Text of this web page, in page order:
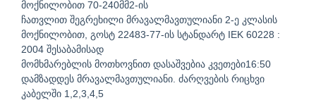
მოქნილობით 70-240მმ2-ის
ჩათვლით შეგრეხილი მრავალმავთულიანი 2-ე კლასის
მოქნილობით, გოსტ 22483-77-ის სტანდარტ IEK 60228 :
2004 შესაბამისად
მომხმარებლის მოთხოვნით დასაშვებია კვეთები16:50
დამზადდეს მრავალმავთულიანი. ძარღვების რიცხვი
კაბელში 1,2,3,4,5